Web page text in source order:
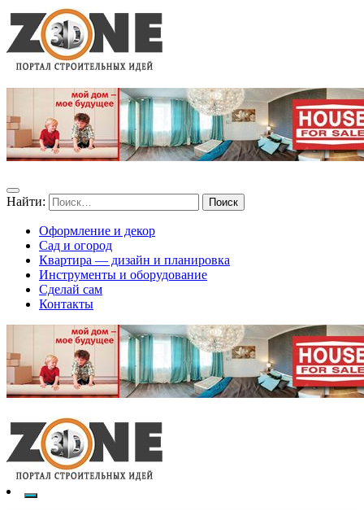
Найти:
Оформление и декор
Сад и огород
Квартира — дизайн и планировка
Инструменты и оборудование
Сделай сам
Контакты